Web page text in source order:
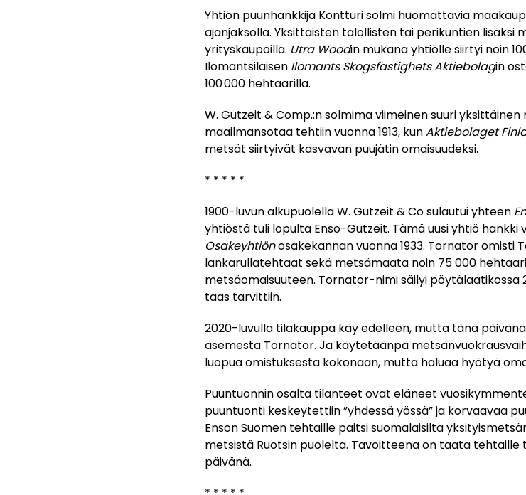
Yhtiön puunhankkija Kontturi solmi huomattavia
ajanjaksolla. Yksittäisten talollisten tai perikuntien lisäksi
yrityskaupoilla. Utra Woodin mukana yhtiölle siirtyi noin
Ilomantsilaisen Ilomants Skogsfastighets Aktiebolagin
100 000 hehtaarilla.
W. Gutzeit & Comp.:n solmima viimeinen suuri
maailmansotaa tehtiin vuonna 1913, kunAktiebolaget
metsät siirtyivät kasvavan puujätin omaisuudeksi.
* * * * *
1900-luvun alkupuolella W. Gutzeit & Co sulautui yhteen
yhtiöstä tuli lopulta Enso-Gutzeit. Tämä uusi yhtiö hankki
Osakeyhtiönosakekannan vuonna 1933. Tornator omisti
lankarullatehtaat sekä metsämaata noin 75 000
metsäomaisuuteen. Tornator-nimi säilyi pöytälaatikossa
taas tarvittiin.
2020-luvulla tilakauppa käy edelleen, mutta tänä
asemesta Tornator. Ja käytetäänpä
luopua omistuksesta kokonaan, mutta haluaa hyötyä
Puuntuonnin osalta tilanteet ovat eläneet
puuntuonti keskeytettiin ”yhdessä yössä” ja korvaavaa
Enson Suomen tehtaille paitsi suomalaisilta
metsistä Ruotsin puolelta. Tavoitteena on taata tehtaille
päivänä.